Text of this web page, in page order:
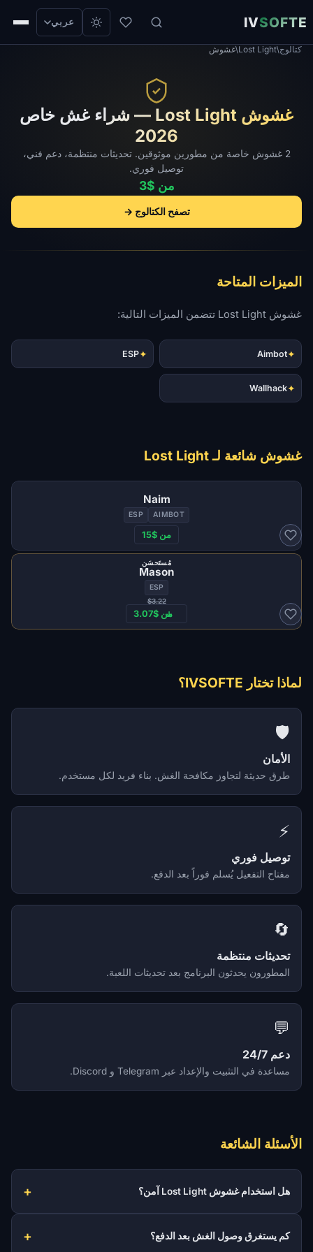
IVSOFTE عربي
كتالوج/
Lost Light
/غشوش
غشوش Lost Light — شراء غش خاص
2026
2 غشوش خاصة من مطورين موثوقين. تحديثات منتظمة، دعم فني،
توصيل فوري.
من $3
تصفح الكتالوج →
الميزات المتاحة
غشوش Lost Light تتضمن الميزات التالية:
✦
Aimbot
✦
ESP
✦
Wallhack
غشوش شائعة لـ Lost Light
Naim
AIMBOT
ESP
من $15
مُستَحسَن
Mason
ESP
$3.22
من $3.07
لماذا تختار IVSOFTE؟
🛡️
الأمان
طرق حديثة لتجاوز مكافحة الغش. بناء فريد لكل مستخدم.
⚡
توصيل فوري
مفتاح التفعيل يُسلم فوراً بعد الدفع.
🔄
تحديثات منتظمة
المطورون يحدثون البرنامج بعد تحديثات اللعبة.
💬
دعم 24/7
مساعدة في التثبيت والإعداد عبر Telegram و Discord.
الأسئلة الشائعة
هل استخدام غشوش Lost Light آمن؟
كم يستغرق وصول الغش بعد الدفع؟